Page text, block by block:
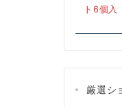
厳選シ